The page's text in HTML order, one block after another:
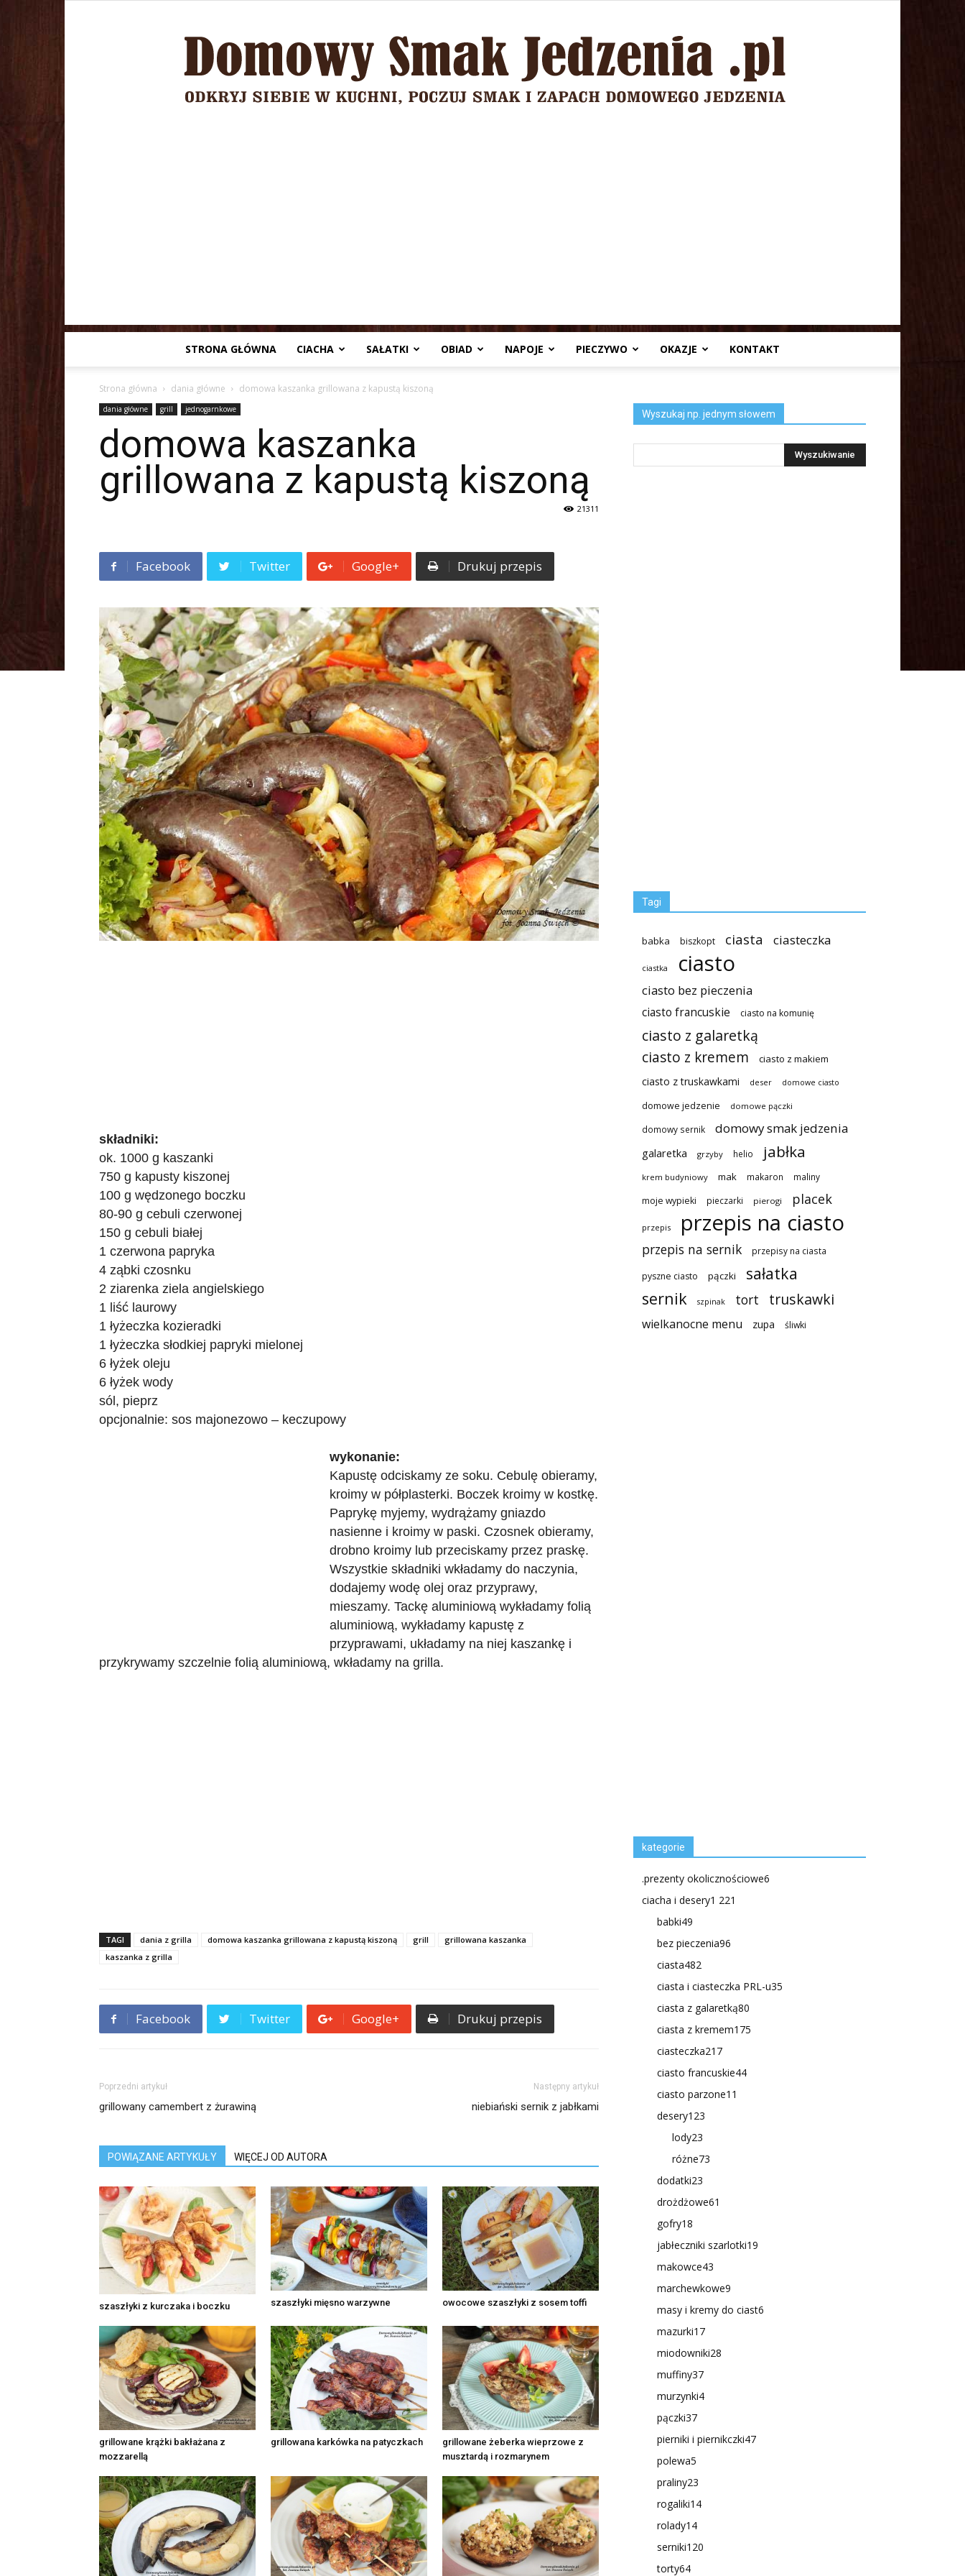
Jedzenia
STRONA GŁÓWNA CIACHA SAŁATKI OBIAD NAPOJE PIECZYWO OKAZJE KONTAKT
Strona główna dania główne domowa kaszanka grillowana z kapustą kiszoną
dania główne grill jednogarnkowe
domowa kaszanka
grillowana z kapustą kiszoną
21311
Facebook Twitter Google+ Drukuj przepis
składniki:
ok. 1000 g kaszanki
750 g kapusty kiszonej
100 g wędzonego boczku
80-90 g cebuli czerwonej
150 g cebuli białej
1 czerwona papryka
4 ząbki czosnku
2 ziarenka ziela angielskiego
1 liść laurowy
1 łyżeczka kozieradki
1 łyżeczka słodkiej papryki mielonej
6 łyżek oleju
6 łyżek wody
sól, pieprz
opcjonalnie: sos majonezowo – keczupowy
wykonanie:
Kapustę odciskamy ze soku. Cebulę obieramy,
kroimy w półplasterki. Boczek kroimy w kostkę.
Paprykę myjemy, wydrążamy gniazdo
nasienne i kroimy w paski. Czosnek obieramy,
drobno kroimy lub przeciskamy przez praskę.
Wszystkie składniki wkładamy do naczynia,
dodajemy wodę olej oraz przyprawy,
mieszamy. Tackę aluminiową wykładamy folią
aluminiową, wykładamy kapustę z
przyprawami, układamy na niej kaszankę i
przykrywamy szczelnie folią aluminiową, wkładamy na grilla.
TAGI dania z grilla domowa kaszanka grillowana z kapustą kiszoną grill
grillowana kaszanka
kaszanka z grilla
Facebook Twitter Google+ Drukuj przepis
Poprzedni artykuł
grillowany camembert z żurawiną
Następny artykuł
niebiański sernik z jabłkami
POWIĄZANE ARTYKUŁY WIĘCEJ OD AUTORA
szaszłyki z kurczaka i boczku szaszłyki mięsno warzywne owocowe szaszłyki z sosem toffi
grillowane krążki bakłażana z
mozzarellą
grillowana karkówka na patyczkach
grillowane żeberka wieprzowe z
musztardą i rozmarynem
Wyszukaj np. jednym słowem
Tagi
babka biszkopt ciasta ciasteczka
ciastka ciasto
ciasto bez pieczenia
ciasto francuskie ciasto na komunię
ciasto z galaretką
ciasto z kremem ciasto z makiem
ciasto z truskawkami deser domowe ciasto
domowe jedzenie domowe pączki
domowy sernik domowy smak jedzenia
galaretka grzyby helio jabłka
krem budyniowy mak makaron maliny
moje wypieki pieczarki pierogi placek
przepis przepis na ciasto
przepis na sernik przepisy na ciasta
pyszne ciasto pączki
sałatka
sernik
szpinak tort truskawki
wielkanocne menu zupa śliwki
kategorie
.prezenty okolicznościowe6
ciacha i desery1 221
babki49
bez pieczenia96
ciasta482
ciasta i ciasteczka PRL-u35
ciasta z galaretką80
ciasta z kremem175
ciasteczka217
ciasto francuskie44
ciasto parzone11
desery123
lody23
różne73
dodatki23
drożdżowe61
gofry18
jabłeczniki szarlotki19
makowce43
marchewkowe9
masy i kremy do ciast6
mazurki17
miodowniki28
muffiny37
murzynki4
pączki37
pierniki i piernikczki47
polewa5
praliny23
rogaliki14
rolady14
serniki120
torty64